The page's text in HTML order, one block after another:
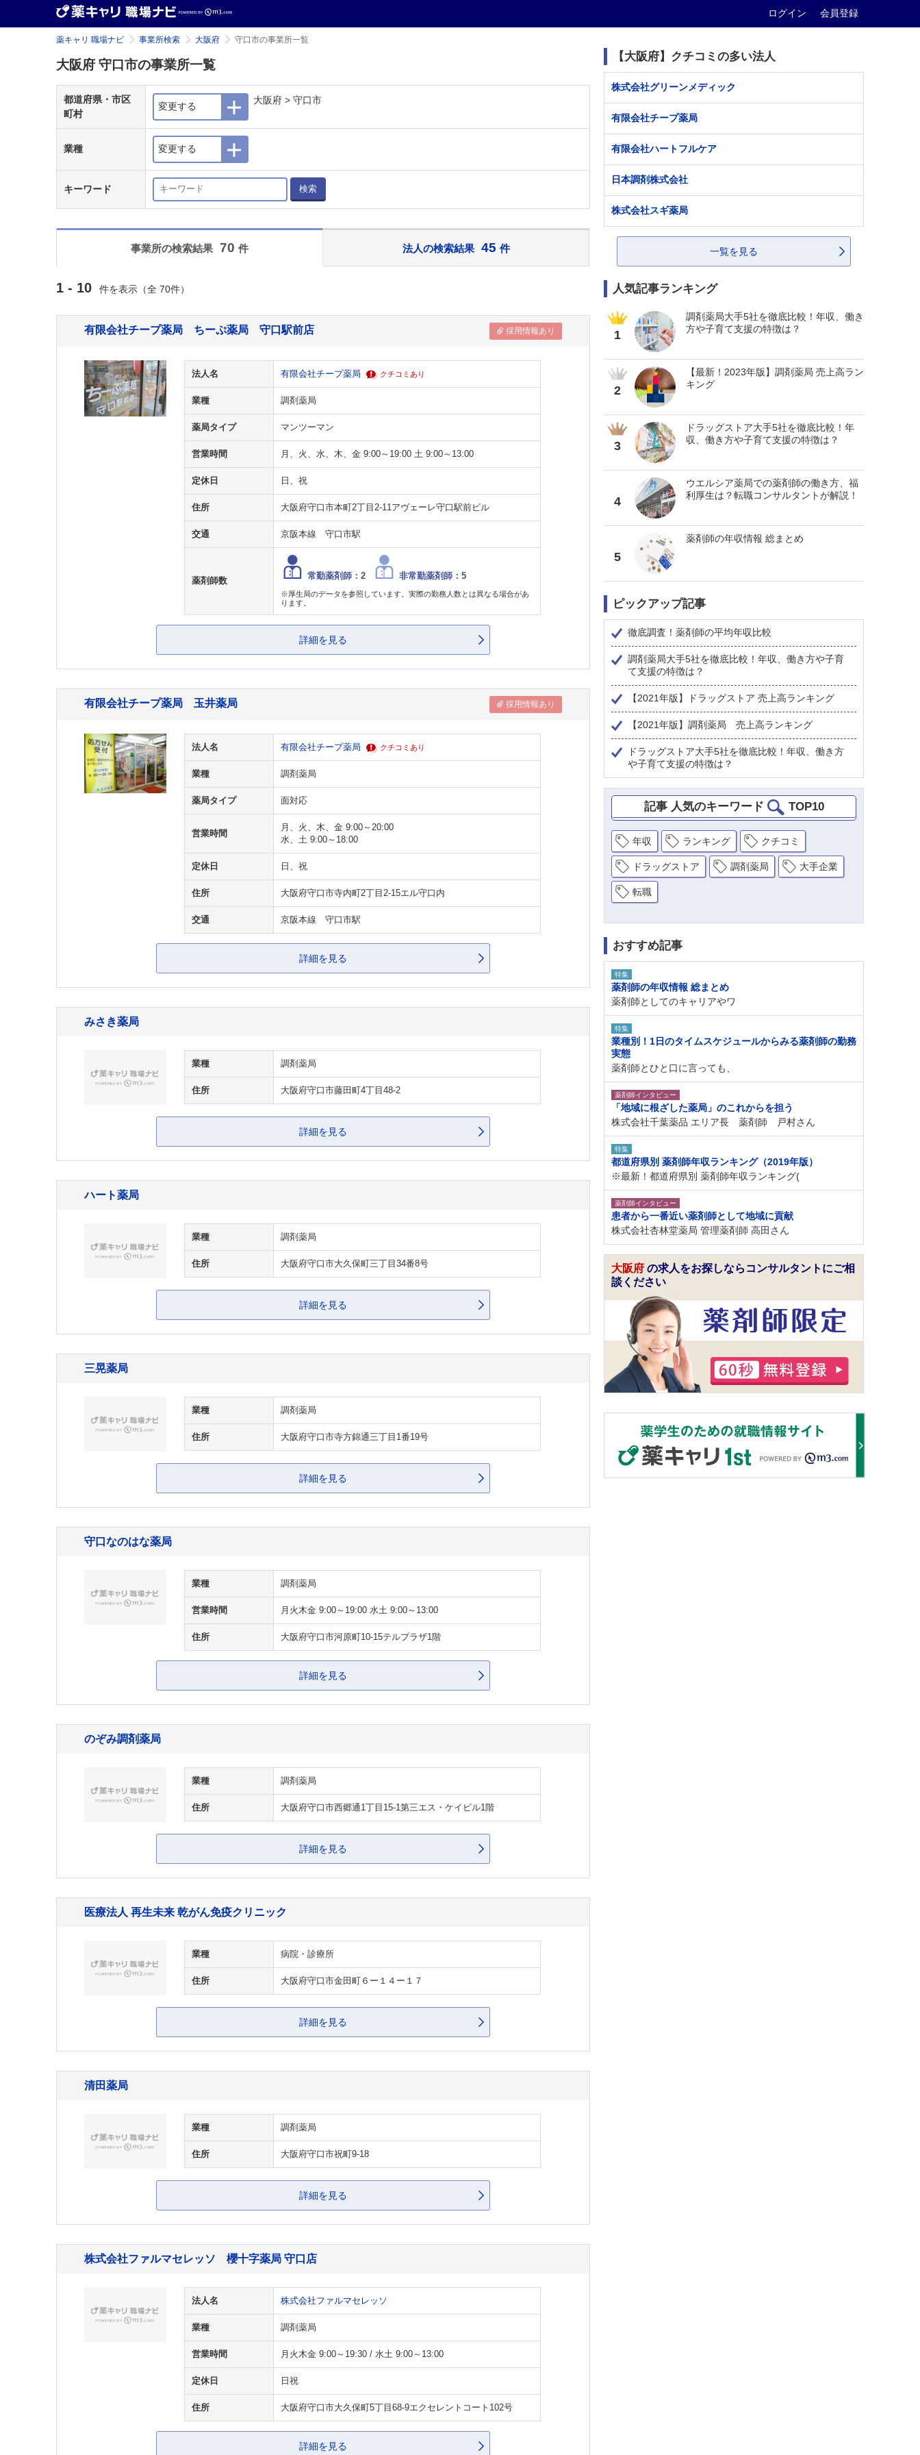
ログイン 会員登録
薬キャリ 職場ナビ 事業所検索 大阪府 守口市の事業所一覧
大阪府 守口市の事業所一覧
都道府県・市区
町村
変更する
大阪府 > 守口市
業種 変更する
キーワード 検索
事業所の検索結果 70 件 法人の検索結果 45 件
1 - 10 件を表示（全 70件）
有限会社チープ薬局 ちーぷ薬局 守口駅前店 採用情報あり
法人名 有限会社チープ薬局 クチコミあり
業種 調剤薬局
薬局タイプ マンツーマン
営業時間 月、火、水、木、金 9:00～19:00 土 9:00～13:00
定休日 日、祝
住所 大阪府守口市本町2丁目2-11アヴェーレ守口駅前ビル
交通 京阪本線 守口市駅
薬剤師数 常勤薬剤師：2 非常勤薬剤師：5
※厚生局のデータを参照しています。実際の勤務人数とは異なる場合があ
ります。
詳細を見る
有限会社チープ薬局 玉井薬局 採用情報あり
法人名 有限会社チープ薬局 クチコミあり
業種 調剤薬局
薬局タイプ 面対応
営業時間
月、火、木、金 9:00～20:00
水、土 9:00～18:00
定休日 日、祝
住所 大阪府守口市寺内町2丁目2-15エル守口内
交通 京阪本線 守口市駅
詳細を見る
みさき薬局
業種 調剤薬局
住所 大阪府守口市藤田町4丁目48-2
詳細を見る
ハート薬局
業種 調剤薬局
住所 大阪府守口市大久保町三丁目34番8号
詳細を見る
三晃薬局
業種 調剤薬局
住所 大阪府守口市寺方錦通三丁目1番19号
詳細を見る
守口なのはな薬局
業種 調剤薬局
営業時間 月火木金 9:00～19:00 水土 9:00～13:00
住所 大阪府守口市河原町10-15テルプラザ1階
詳細を見る
のぞみ調剤薬局
業種 調剤薬局
住所 大阪府守口市西郷通1丁目15-1第三エス・ケイビル1階
詳細を見る
医療法人 再生未来 乾がん免疫クリニック
業種 病院・診療所
住所 大阪府守口市金田町６ー１４ー１７
詳細を見る
清田薬局
業種 調剤薬局
住所 大阪府守口市祝町9-18
詳細を見る
株式会社ファルマセレッソ 櫻十字薬局 守口店
法人名 株式会社ファルマセレッソ
業種 調剤薬局
営業時間 月火木金 9:00～19:30 / 水土 9:00～13:00
定休日 日祝
住所 大阪府守口市大久保町5丁目68-9エクセレントコート102号
詳細を見る
【大阪府】クチコミの多い法人
株式会社グリーンメディック
有限会社チープ薬局
有限会社ハートフルケア
日本調剤株式会社
株式会社スギ薬局
一覧を見る
人気記事ランキング
1
調剤薬局大手5社を徹底比較！年収、働き
方や子育て支援の特徴は？
2
【最新！2023年版】調剤薬局 売上高ラン
キング
3
ドラッグストア大手5社を徹底比較！年
収、働き方や子育て支援の特徴は？
4
ウエルシア薬局での薬剤師の働き方、福
利厚生は？転職コンサルタントが解説！
5
薬剤師の年収情報 総まとめ
ピックアップ記事
徹底調査！薬剤師の平均年収比較
調剤薬局大手5社を徹底比較！年収、働き方や子育
て支援の特徴は？
【2021年版】ドラッグストア 売上高ランキング
【2021年版】調剤薬局 売上高ランキング
ドラッグストア大手5社を徹底比較！年収、働き方
や子育て支援の特徴は？
記事 人気のキーワード TOP10
年収 ランキング クチコミ
ドラッグストア 調剤薬局 大手企業
転職
おすすめ記事
特集
薬剤師の年収情報 総まとめ
薬剤師としてのキャリアやワ
特集
業種別！1日のタイムスケジュールからみる薬剤師の勤務
実態
薬剤師とひと口に言っても、
薬剤師インタビュー
「地域に根ざした薬局」のこれからを担う
株式会社千葉薬品 エリア長 薬剤師 戸村さん
特集
都道府県別 薬剤師年収ランキング（2019年版）
※最新！都道府県別 薬剤師年収ランキング(
薬剤師インタビュー
患者から一番近い薬剤師として地域に貢献
株式会社杏林堂薬局 管理薬剤師 高田さん
大阪府 の求人をお探しならコンサルタントにご相
談ください